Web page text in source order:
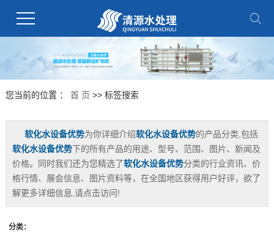
您当前的位置 ： 首 页 >> 标签搜索
软化水设备优势为你详细介绍软化水设备优势的产品分类,包括
软化水设备优势下的所有产品的用途、型号、范围、图片、新闻及
价格。同时我们还为您精选了软化水设备优势分类的行业资讯、价
格行情、展会信息、图片资料等，在全国地区获得用户好评，欲了
解更多详细信息,请点击访问!
分类：